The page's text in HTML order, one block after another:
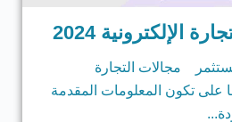
الإلكترونية 2024
مجالات التجارة
على تكون المعلومات المقدمة